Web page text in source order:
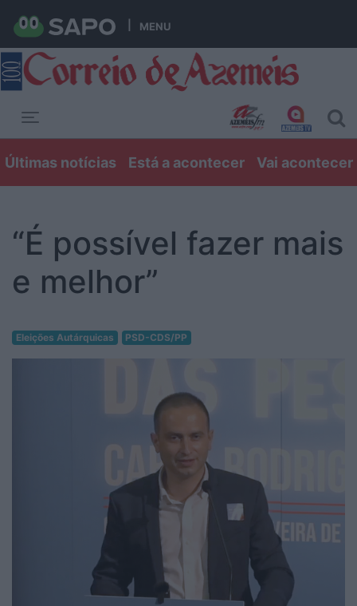
MENU
Últimas notícias Está a acontecer Vai acontecer
“É possível fazer mais
e melhor”
Eleições Autárquicas PSD-CDS/PP